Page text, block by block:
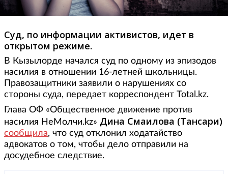
Суд, по информации активистов, идет в
открытом режиме.
В Кызылорде начался суд по одному из эпизодов
насилия в отношении 16-летней школьницы.
Правозащитники заявили о нарушениях со
стороны суда, передает корреспондент Total.kz.
Глава ОФ «Общественное движение против
насилия НеМолчи.kz» Дина Смаилова (Тансари)
сообщила, что суд отклонил ходатайство
адвокатов о том, чтобы дело отправили на
досудебное следствие.